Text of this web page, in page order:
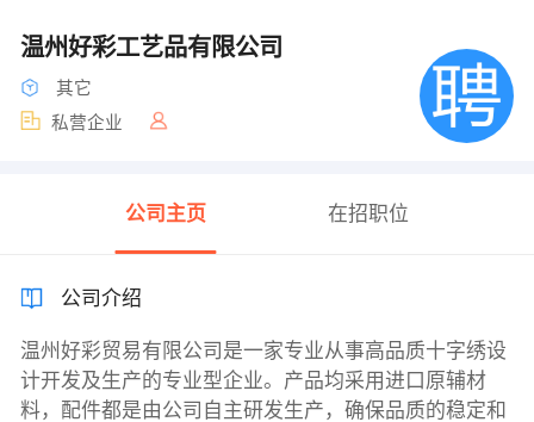
温州好彩工艺品有限公司
其它
私营企业
公司主页 在招职位
公司介绍
温州好彩贸易有限公司是一家专业从事高品质十字绣设
计开发及生产的专业型企业。产品均采用进口原辅材
料，配件都是由公司自主研发生产，确保品质的稳定和